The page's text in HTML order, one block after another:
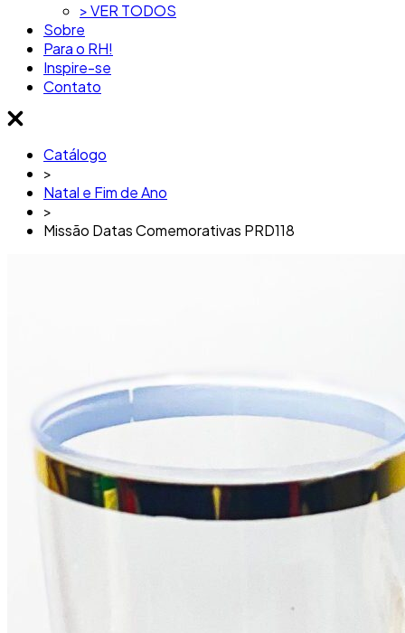
> VER TODOS
Sobre
Para o RH!
Inspire-se
Contato
Catálogo
>
Natal e Fim de Ano
>
Missão Datas Comemorativas PRD118